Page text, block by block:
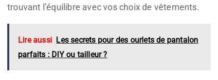
trouvant l’équilibre avec vos choix de vêtements.
Lire aussi Les secrets pour des ourlets de pantalon
parfaits : DIY ou tailleur ?